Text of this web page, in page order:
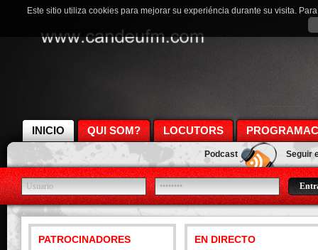
INICIO QUI SOM? LOCUTORS
Podcast Seguir
PATROCINADORES EN DIRECTO
Este sitio utiliza cookies para mejorar su experiéncia durante su visita.